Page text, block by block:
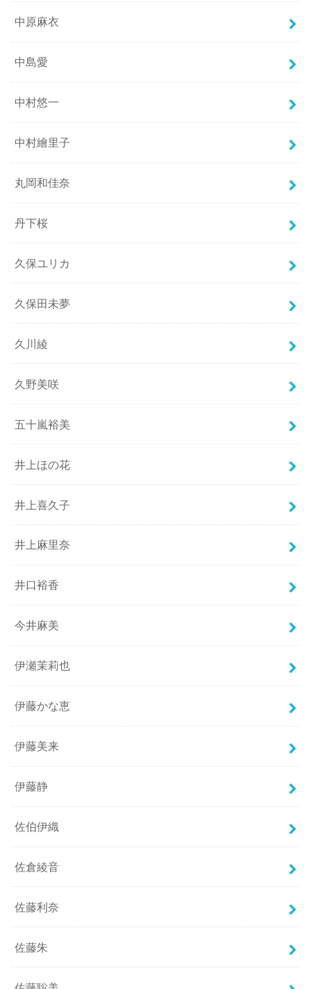
中原麻衣
中島愛
中村悠一
中村繪里子
丸岡和佳奈
丹下桜
久保ユリカ
久保田未夢
久川綾
久野美咲
五十嵐裕美
井上ほの花
井上喜久子
井上麻里奈
井口裕香
今井麻美
伊瀬茉莉也
伊藤かな恵
伊藤美来
伊藤静
佐伯伊織
佐倉綾音
佐藤利奈
佐藤朱